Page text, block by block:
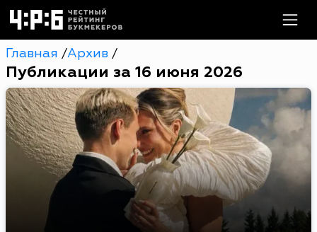
Главная /Архив /
Публикации за 16 июня 2026